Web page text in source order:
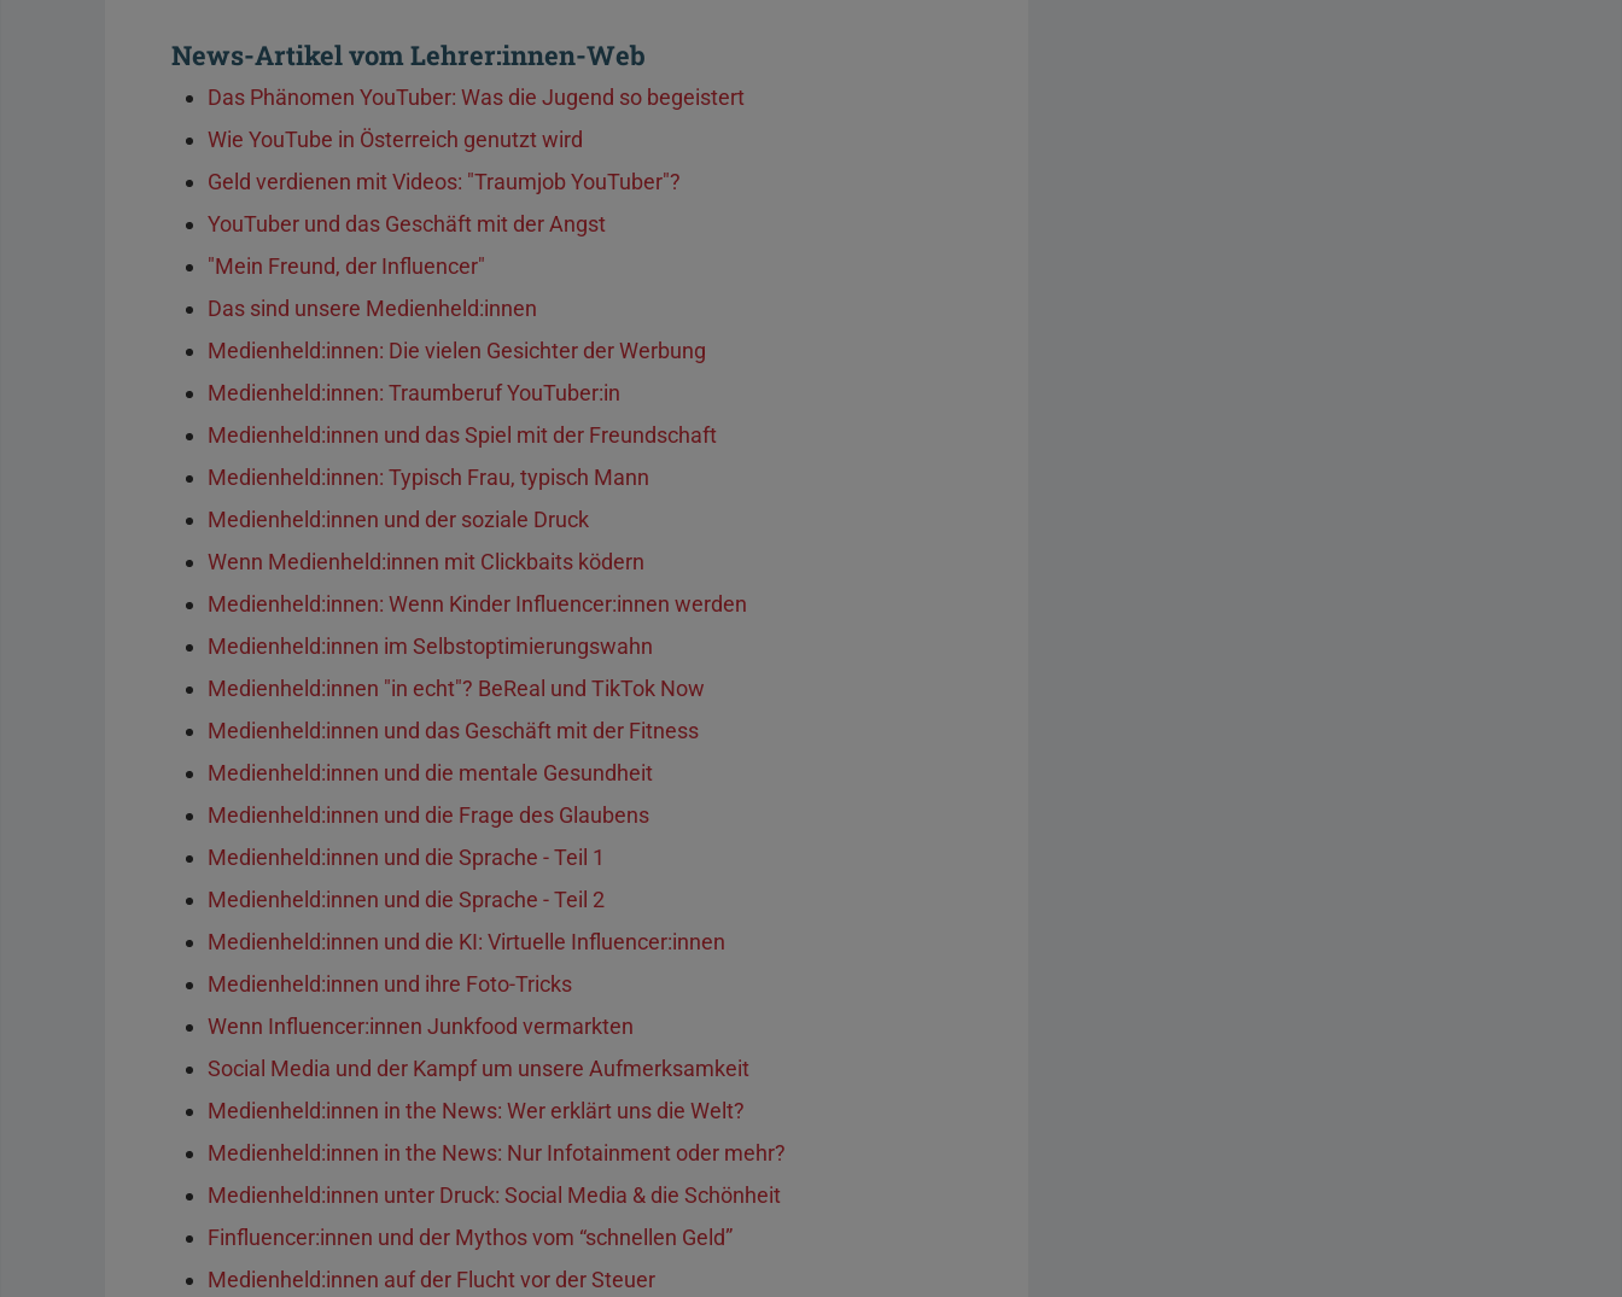
News-Artikel vom Lehrer:innen-Web
Das Phänomen YouTuber: Was die Jugend so begeistert
Wie YouTube in Österreich genutzt wird
Geld verdienen mit Videos: "Traumjob YouTuber"?
YouTuber und das Geschäft mit der Angst
"Mein Freund, der Influencer"
Das sind unsere Medienheld:innen
Medienheld:innen: Die vielen Gesichter der Werbung
Medienheld:innen: Traumberuf YouTuber:in
Medienheld:innen und das Spiel mit der Freundschaft
Medienheld:innen: Typisch Frau, typisch Mann
Medienheld:innen und der soziale Druck
Wenn Medienheld:innen mit Clickbaits ködern
Medienheld:innen: Wenn Kinder Influencer:innen werden
Medienheld:innen im Selbstoptimierungswahn
Medienheld:innen "in echt"? BeReal und TikTok Now
Medienheld:innen und das Geschäft mit der Fitness
Medienheld:innen und die mentale Gesundheit
Medienheld:innen und die Frage des Glaubens
Medienheld:innen und die Sprache - Teil 1
Medienheld:innen und die Sprache - Teil 2
Medienheld:innen und die KI: Virtuelle Influencer:innen
Medienheld:innen und ihre Foto-Tricks
Wenn Influencer:innen Junkfood vermarkten
Social Media und der Kampf um unsere Aufmerksamkeit
Medienheld:innen in the News: Wer erklärt uns die Welt?
Medienheld:innen in the News: Nur Infotainment oder mehr?
Medienheld:innen unter Druck: Social Media & die Schönheit
Finfluencer:innen und der Mythos vom “schnellen Geld”
Medienheld:innen auf der Flucht vor der Steuer